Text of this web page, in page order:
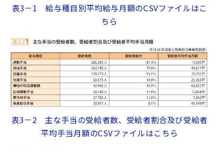
表3－1 給与種目別平均給与月額のCSVファイルはこ
ちら
表3－2 主な手当の受給者数、受給者割合及び受給者
平均手当月額のCSVファイルはこちら